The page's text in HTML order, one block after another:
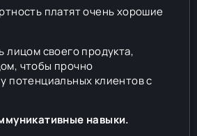
платят очень хорошие
лицом своего продукта,
чтобы прочно
потенциальных клиентов с
навыки.